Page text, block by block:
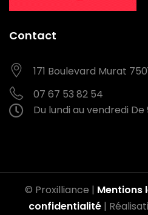
Contact
171 Boulevard Murat
07 67 53 82 54
Du lundi au vendredi De
© Proxilliance | Mentions
confidentialité |